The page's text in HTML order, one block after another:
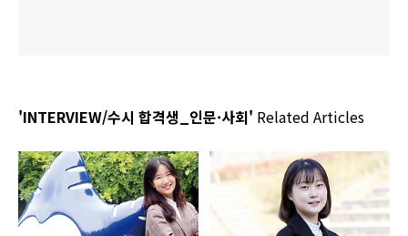
'INTERVIEW/수시 합격생_인문·사회' Related Articles